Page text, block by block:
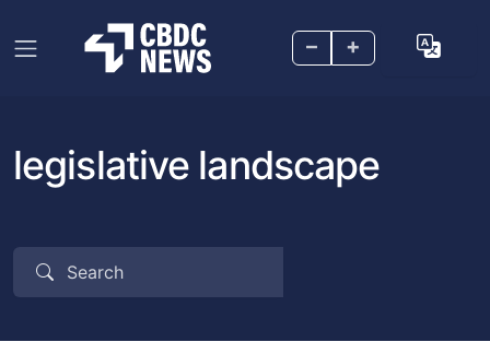
– +
legislative landscape